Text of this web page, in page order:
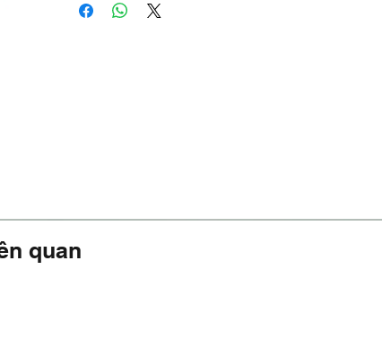
quan